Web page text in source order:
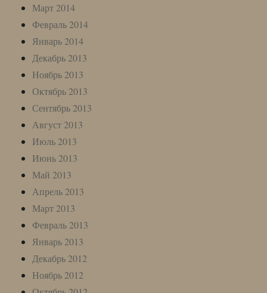
Март 2014
Февраль 2014
Январь 2014
Декабрь 2013
Ноябрь 2013
Октябрь 2013
Сентябрь 2013
Август 2013
Июль 2013
Июнь 2013
Май 2013
Апрель 2013
Март 2013
Февраль 2013
Январь 2013
Декабрь 2012
Ноябрь 2012